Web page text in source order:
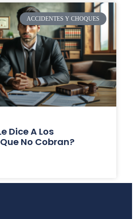
ACCIDENTES Y CHOQUES
Dice A Los
No Cobran?